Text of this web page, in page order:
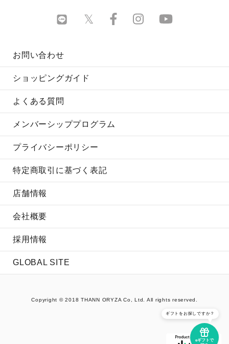
お問い合わせ
ショッピングガイド
よくある質問
メンバーシッププログラム
プライバシーポリシー
特定商取引に基づく表記
店舗情報
会社概要
採用情報
GLOBAL SITE
Copyright © 2018 THANN ORYZA Co, Ltd. All rights reserved.
eギフトで
ギフトをお探しですか？